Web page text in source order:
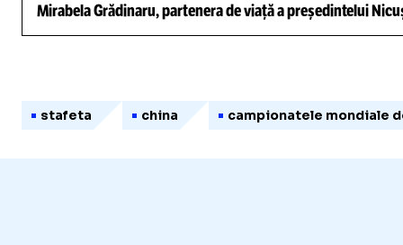
Mirabela Grădinaru, partenera de viață a președintelui
stafeta china campionatele mondiale